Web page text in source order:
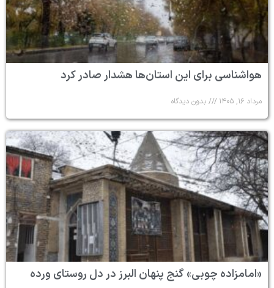
هواشناسی برای این استان‌ها هشدار صادر کرد
مرداد ۱۶, ۱۴۰۵ بدون دیدگاه
«امامزاده چوبی» گنج پنهان البرز در دل روستای ورده